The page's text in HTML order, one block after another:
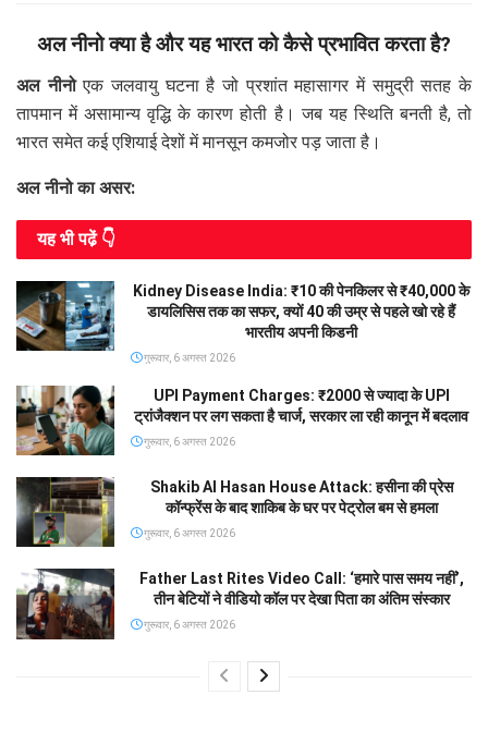
अल नीनो क्या है और यह भारत को कैसे प्रभावित करता है?
अल नीनोएक जलवायु घटना है जो प्रशांत महासागर में समुद्री सतह के
तापमान में असामान्य वृद्धि के कारण होती है। जब यह स्थिति बनती है, तो
भारत समेत कई एशियाई देशों में मानसून कमजोर पड़ जाता है।
अल नीनो का असर:
यह भी पढे़ं 👇
Kidney Disease India: ₹10 की पेनकिलर से ₹40,000 के
डायलिसिस तक का सफर, क्यों 40 की उम्र से पहले खो रहे हैं
भारतीय अपनी किडनी
गुरूवार, 6 अगस्त 2026
UPI Payment Charges: ₹2000 से ज्यादा के UPI
ट्रांजैक्शन पर लग सकता है चार्ज, सरकार ला रही कानून में बदलाव
गुरूवार, 6 अगस्त 2026
Shakib Al Hasan House Attack: हसीना की प्रेस
कॉन्फ्रेंस के बाद शाकिब के घर पर पेट्रोल बम से हमला
गुरूवार, 6 अगस्त 2026
Father Last Rites Video Call: ‘हमारे पास समय नहीं’,
तीन बेटियों ने वीडियो कॉल पर देखा पिता का अंतिम संस्कार
गुरूवार, 6 अगस्त 2026